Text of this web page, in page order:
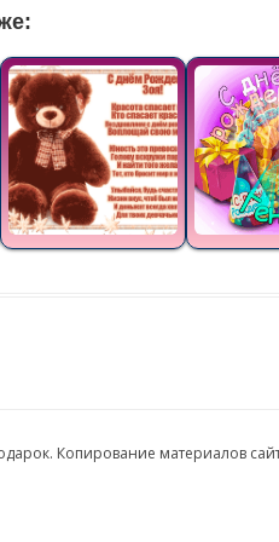
Копирование материалов